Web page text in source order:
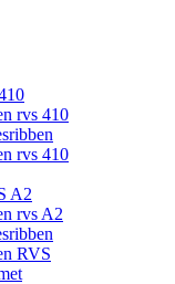
rvs 410
rvs 410
A2
rvs A2
RVS